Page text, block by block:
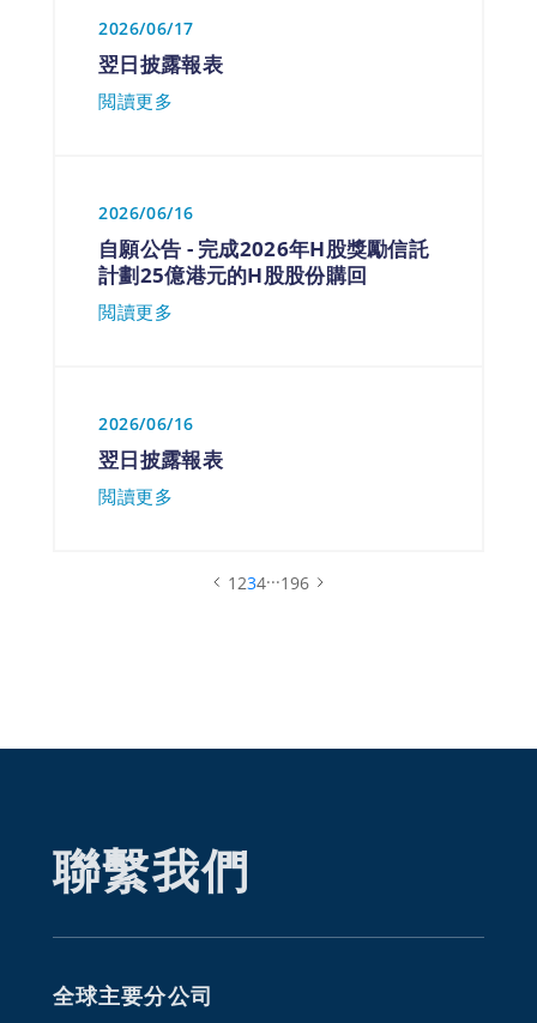
2026/06/17
翌日披露報表
閲讀更多
2026/06/16
自願公告 - 完成2026年H股獎勵信託
計劃25億港元的H股股份購回
閲讀更多
2026/06/16
翌日披露報表
閲讀更多
1234...196
聯繫我們
全球主要分公司